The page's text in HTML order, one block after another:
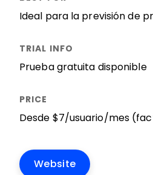
Ideal para la previsión de
Prueba gratuita disponible
Desde $7/usuario/mes
Website